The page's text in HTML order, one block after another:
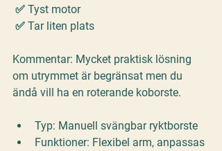
✅ Tyst motor
✅ Tar liten plats
Kommentar: Mycket praktisk lösning
om utrymmet är begränsat men du
ändå vill ha en roterande koborste.
Typ: Manuell svängbar ryktborste
Funktioner: Flexibel arm, anpassas